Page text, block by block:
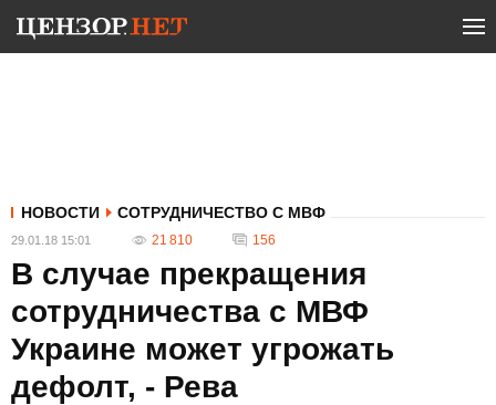
НОВОСТИ СОТРУДНИЧЕСТВО С МВФ
29.01.18 15:01 21 810 156
В случае прекращения
сотрудничества с МВФ
Украине может угрожать
дефолт, - Рева